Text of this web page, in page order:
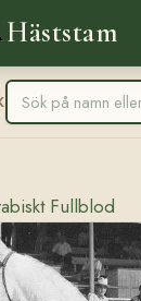
Häststam
Fullblod